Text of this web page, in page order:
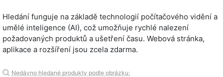
Hledání funguje na základě technologií počítačového vidění a
umělé inteligence (AI), což umožňuje rychlé nalezení
požadovaných produktů a ušetření času. Webová stránka,
aplikace a rozšíření jsou zcela zdarma.
Nedávno hledané produkty podle obrázku: